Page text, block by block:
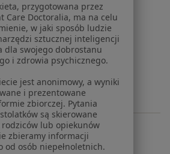
1 Online 2
14/4, Gdańsk•Mapa
Medyczne 4
przygotowana przez
Care Doctoralia, ma na celu
w jaki sposób ludzie
sztucznej inteligencji
dla swojego dobrostanu
i zdrowia psychicznego.
jest anonimowy, a wyniki
i prezentowane
zbiorczej. Pytania
są skierowane
rodziców lub opiekunów
zbieramy informacji
od osób niepełnoletnich.